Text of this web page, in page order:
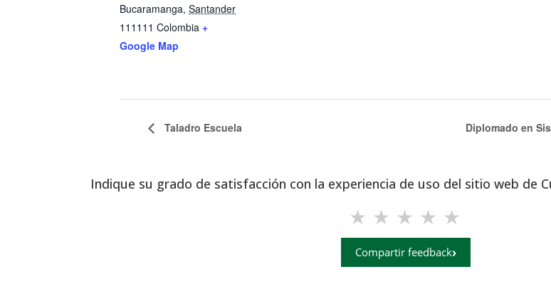
Bucaramanga, Santander
111111 Colombia +
Google Map
Taladro Escuela Diplomado en
Indique su grado de satisfacción con la experiencia de uso del sitio web de